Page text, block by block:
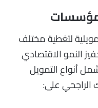
لتغطية مختلف
النمو الاقتصادي
أنواع التمويل
الراجحي على: